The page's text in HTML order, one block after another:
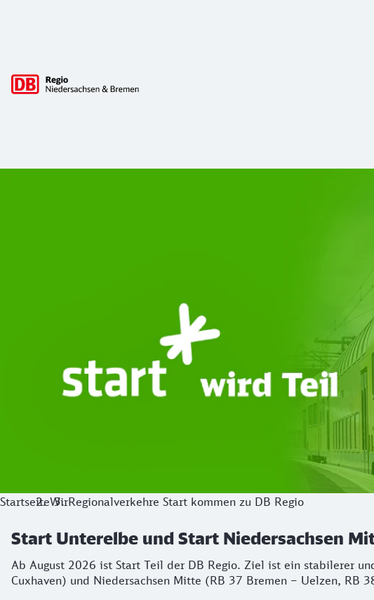
Start Unterelbe und Start Niedersachsen
Ab August 2026 ist Start Teil der DB Regio. Ziel ist ein stabilerer
StartseiteWirRegionalverkehre Start kommen zu DB Regio
Start Unterelbe und Start Niedersachsen
Ab August 2026 ist Start Teil der DB Regio. Ziel ist ein stabilerer
Cuxhaven) und Niedersachsen Mitte (RB 37 Bremen – Uelzen,